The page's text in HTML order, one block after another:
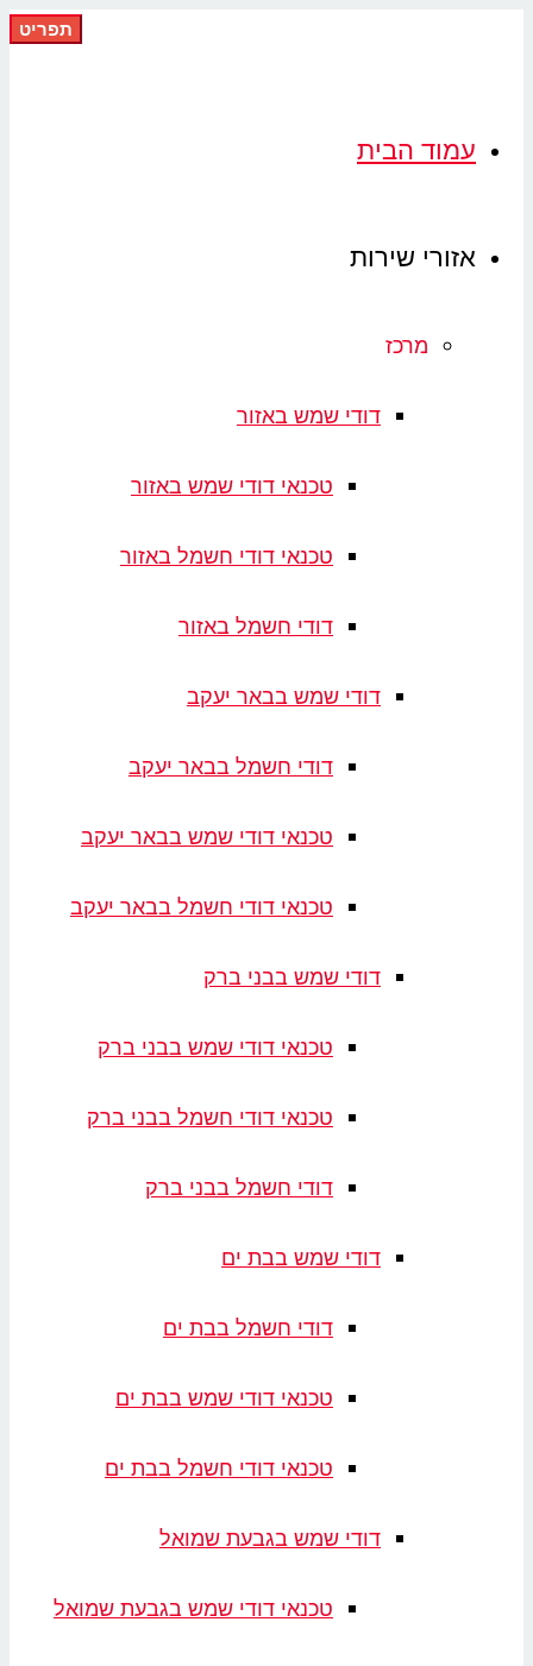
הבית
שירות
מרכז
דודי שמש באזור
טכנאי דודי שמש באזור
טכנאי דודי חשמל באזור
דודי חשמל באזור
דודי שמש בבאר יעקב
דודי חשמל בבאר יעקב
טכנאי דודי שמש בבאר יעקב
טכנאי דודי חשמל בבאר יעקב
דודי שמש בבני ברק
טכנאי דודי שמש בבני ברק
טכנאי דודי חשמל בבני ברק
דודי חשמל בבני ברק
דודי שמש בבת ים
דודי חשמל בבת ים
טכנאי דודי שמש בבת ים
טכנאי דודי חשמל בבת ים
דודי שמש בגבעת שמואל
טכנאי דודי שמש בגבעת שמואל